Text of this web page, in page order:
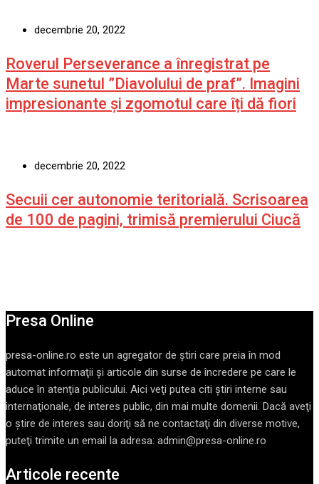
decembrie 20, 2022
Roverul Perseverance a înregistrat pe
Marte sunetul ”Diavolului de praf”. Imagini
impresionante și zgomotul care îți dă fiori
decembrie 20, 2022
Secuii cer autonomie teritorială. Scrisoarea
de 100 de pagini, trimisă premierului Ciucă
Presa Online
presa-online.ro este un agregator de ştiri care preia în mod
automat informaţii şi articole din surse de încredere pe care le
aduce în atenţia publicului. Aici veţi putea citi ştiri interne sau
internaţionale, de interes public, din mai multe domenii. Dacă aveţi
o ştire de interes sau doriţi să ne contactaţi din diverse motive,
puteţi trimite un email la adresa: admin@presa-online.ro
Articole recente